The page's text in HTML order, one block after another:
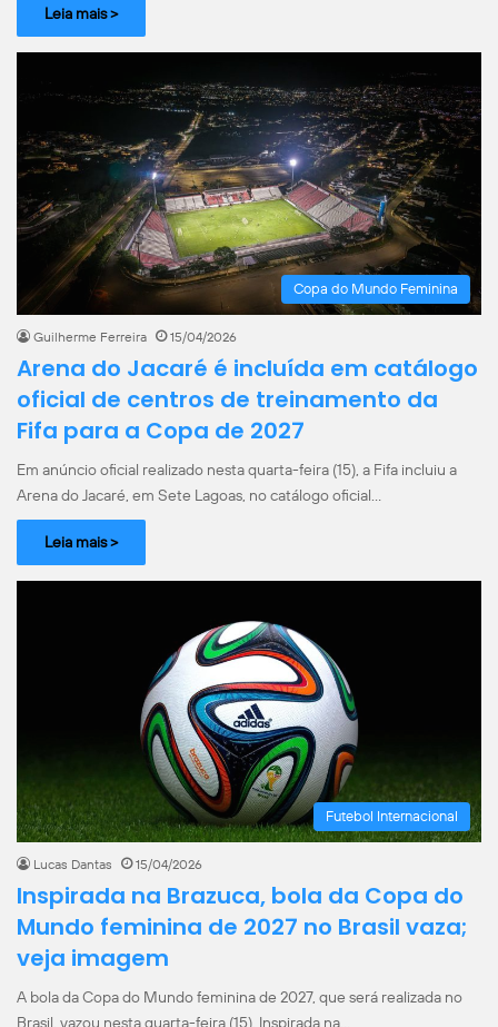
Leia mais >
Copa do Mundo Feminina
Guilherme Ferreira 15/04/2026
Arena do Jacaré é incluída em catálogo
oficial de centros de treinamento da
Fifa para a Copa de 2027
Em anúncio oficial realizado nesta quarta-feira (15), a Fifa incluiu a
Arena do Jacaré, em Sete Lagoas, no catálogo oficial…
Leia mais >
Futebol Internacional
Lucas Dantas 15/04/2026
Inspirada na Brazuca, bola da Copa do
Mundo feminina de 2027 no Brasil vaza;
veja imagem
A bola da Copa do Mundo feminina de 2027, que será realizada no
Brasil, vazou nesta quarta-feira (15). Inspirada na…